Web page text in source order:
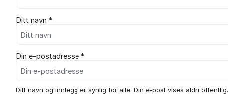
Ditt navn *
Din e-postadresse *
Ditt navn og innlegg er synlig for alle. Din e-post vises aldri offentlig.